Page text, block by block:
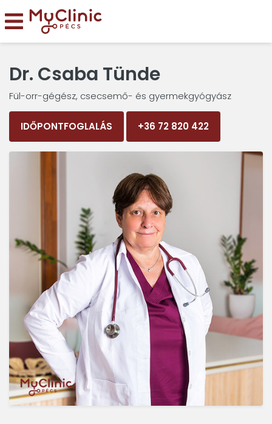
Dr. Csaba Tünde
Fül-orr-gégész, csecsemő- és gyermekgyógyász
IDŐPONTFOGLALÁS +36 72 820 422